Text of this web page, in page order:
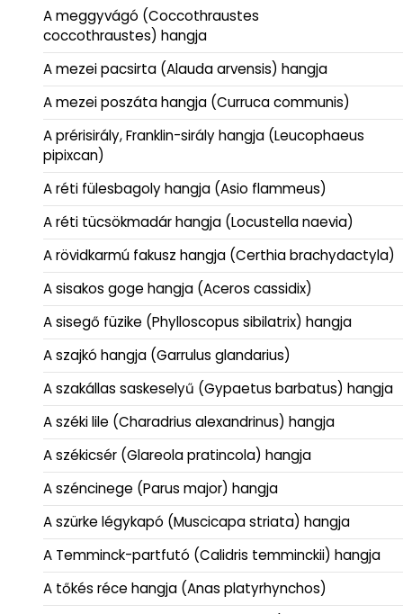
A meggyvágó (Coccothraustes
coccothraustes) hangja
A mezei pacsirta (Alauda arvensis) hangja
A mezei poszáta hangja (Curruca communis)
A prérisirály, Franklin-sirály hangja (Leucophaeus
pipixcan)
A réti fülesbagoly hangja (Asio flammeus)
A réti tücsökmadár hangja (Locustella naevia)
A rövidkarmú fakusz hangja (Certhia brachydactyla)
A sisakos goge hangja (Aceros cassidix)
A sisegő füzike (Phylloscopus sibilatrix) hangja
A szajkó hangja (Garrulus glandarius)
A szakállas saskeselyű (Gypaetus barbatus) hangja
A széki lile (Charadrius alexandrinus) hangja
A székicsér (Glareola pratincola) hangja
A széncinege (Parus major) hangja
A szürke légykapó (Muscicapa striata) hangja
A Temminck-partfutó (Calidris temminckii) hangja
A tőkés réce hangja (Anas platyrhynchos)